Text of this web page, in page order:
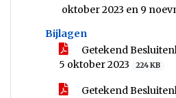
oktober 2023 en 9
Bijlagen
Getekend
5 oktober 2023
224 KB
Getekend